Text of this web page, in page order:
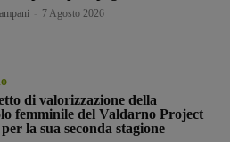
7 Agosto 2026
di valorizzazione della
femminile del Valdarno Project
la sua seconda stagione